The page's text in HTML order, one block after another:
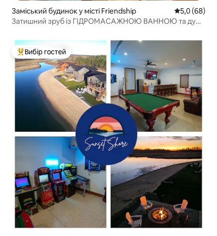
Заміський будинок у місті Friendship Середня
5,0 (68)
Затишний зруб із ГІДРОМАСАЖНОЮ ВАННОЮ та дуже
стежки•Озера•Гольф
Топ вибір гостей
Вибір гостей